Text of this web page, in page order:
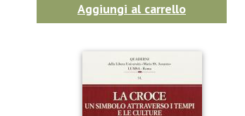
Aggiungi al carrello